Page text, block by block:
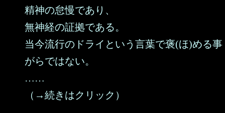
精神の怠慢であり、
無神経の証拠である。
当今流行のドライという言葉で褒(ほ)める事
がらではない。
……
（→続きはクリック）